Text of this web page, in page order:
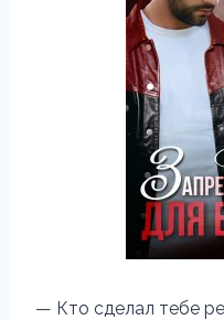
— Кто сделал тебе